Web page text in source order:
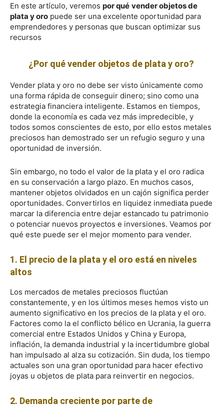
En este artículo, veremos por qué vender objetos de
plata y oro puede ser una excelente oportunidad para
emprendedores y personas que buscan optimizar sus
recursos
¿Por qué vender objetos de plata y oro?
Vender plata y oro no debe ser visto únicamente como
una forma rápida de conseguir dinero; sino como una
estrategia financiera inteligente. Estamos en tiempos,
donde la economía es cada vez más impredecible, y
todos somos conscientes de esto, por ello estos metales
preciosos han demostrado ser un refugio seguro y una
oportunidad de inversión.
Sin embargo, no todo el valor de la plata y el oro radica
en su conservación a largo plazo. En muchos casos,
mantener objetos olvidados en un cajón significa perder
oportunidades. Convertirlos en liquidez inmediata puede
marcar la diferencia entre dejar estancado tu patrimonio
o potenciar nuevos proyectos e inversiones. Veamos por
qué este puede ser el mejor momento para vender.
1. El precio de la plata y el oro está en niveles
altos
Los mercados de metales preciosos fluctúan
constantemente, y en los últimos meses hemos visto un
aumento significativo en los precios de la plata y el oro.
Factores como la el conflicto bélico en Ucrania, la guerra
comercial entre Estados Unidos y China y Europa,
inflación, la demanda industrial y la incertidumbre global
han impulsado al alza su cotización. Sin duda, los tiempo
actuales son una gran oportunidad para hacer efectivo
joyas u objetos de plata para reinvertir en negocios.
2. Demanda creciente por parte de